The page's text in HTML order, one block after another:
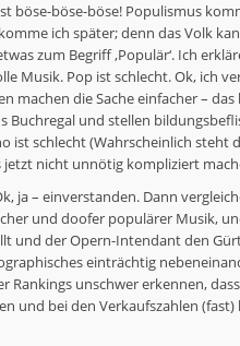
böse-böse-böse! Populismus
ich später; denn das Volk
zum Begriff ‚Populär‘. Ich
Musik. Pop ist schlecht. Ok, ich
machen die Sache einfacher – das
Buchregal und stellen
ist schlecht (Wahrscheinlich steht
jetzt nicht unnötig kompliziert
ja – einverstanden. Dann
und doofer populärer Musik,
und der Opern-Intendant den
einträchtig
unschwer erkennen,
und bei den Verkaufszahlen (fast)